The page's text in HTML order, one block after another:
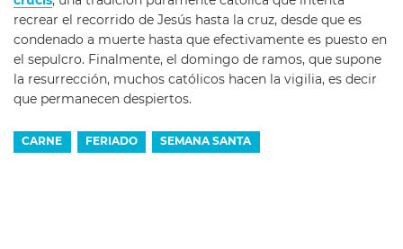
recrear el recorrido de Jesús hasta la cruz, desde que es
condenado a muerte hasta que efectivamente es puesto en
el sepulcro. Finalmente, el domingo de ramos, que supone
la resurrección, muchos católicos hacen la vigilia, es decir
que permanecen despiertos.
CARNE FERIADO SEMANA SANTA